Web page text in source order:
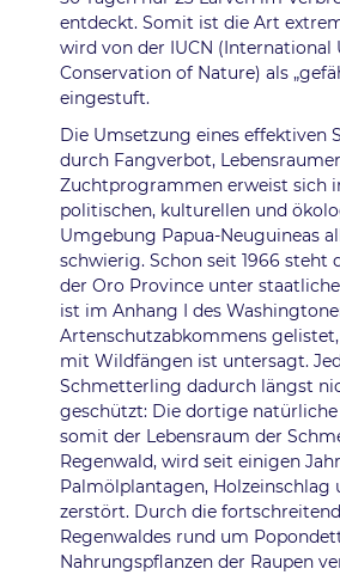
entdeckt. Somit ist die Art
wird von der IUCN (International
Conservation of Nature) als
eingestuft.
Die Umsetzung eines effektiven
durch Fangverbot,
Zuchtprogrammen erweist sich
politischen, kulturellen und
Umgebung Papua-Neuguineas
schwierig. Schon seit 1966 steht
der Oro Province unter
ist im Anhang I des
Artenschutzabkommens gelistet,
mit Wildfängen ist untersagt.
Schmetterling dadurch längst
geschützt: Die dortige
somit der Lebensraum der
Regenwald, wird seit einigen
Palmölplantagen, Holzeinschlag
zerstört. Durch die
Regenwaldes rund um
Nahrungspflanzen der Raupen